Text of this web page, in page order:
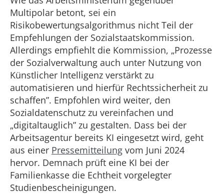
Multipolar betont, sei ein
Risikobewertungsalgorithmus nicht Teil der
Empfehlungen der Sozialstaatskommission.
Allerdings empfiehlt die Kommission, „Prozesse
der Sozialverwaltung auch unter Nutzung von
Künstlicher Intelligenz verstärkt zu
automatisieren und hierfür Rechtssicherheit zu
schaffen”. Empfohlen wird weiter, den
Sozialdatenschutz zu vereinfachen und
„digitaltauglich” zu gestalten. Dass bei der
Arbeitsagentur bereits KI eingesetzt wird, geht
aus einer Pressemitteilung vom Juni 2024
hervor. Demnach prüft eine KI bei der
Familienkasse die Echtheit vorgelegter
Studienbescheinigungen.